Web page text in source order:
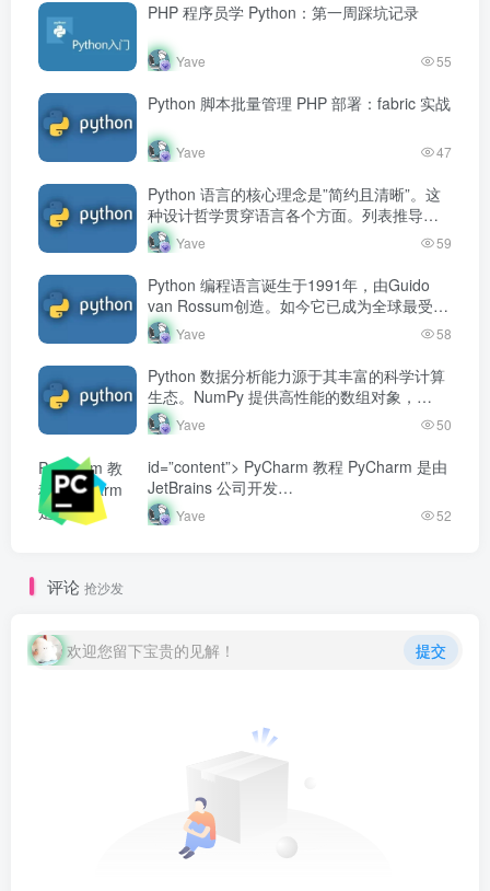
PHP 程序员学 Python：第一周踩坑记录
Yave 55
Python 脚本批量管理 PHP 部署：fabric 实战
Yave 47
Python 语言的核心理念是”简约且清晰”。这
种设计哲学贯穿语言各个方面。列表推导式
用一行代码完成循环和转换，生成器表达式
按需产生数据，lambda 表…
Yave 59
Python 编程语言诞生于1991年，由Guido
van Rossum创造。如今它已成为全球最受欢
迎的编程语言之一，在数据分析、人工智
能、Web开发、…
Yave 58
Python 数据分析能力源于其丰富的科学计算
生态。NumPy 提供高性能的数组对象，
pandas 建立在 NumPy 之上，擅长处理表格
数据。Matpl…
Yave 50
PyCharm 教
程 PyCharm
是由
Yave520-专业
开发者社区"
fit-cover
radius8">
id=”content”> PyCharm 教程 PyCharm 是由
JetBrains 公司开发…
Yave 52
评论 抢沙发
欢迎您留下宝贵的见解！ 提交